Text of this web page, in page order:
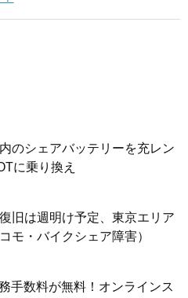
のシェアバッテリーを充レン
に乗り換え
旧は週明け予定、東京エリア
モ・バイクシェア障害）
手数料が無料！オンラインス